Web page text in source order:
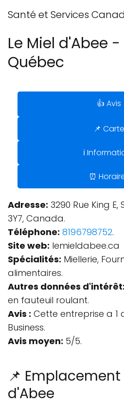
Santé et Services
Le Miel d'Abee
Québec
👍 Avis
📌 Carte
ℹ️
⏰
Adresse: 3290 Rue King E,
3Y7, Canada.
Téléphone: 8196798752.
Site web: lemieldabee.ca
Spécialités: Miellerie,
alimentaires.
Autres données d'intérêt:
en fauteuil roulant.
Avis : Cette entreprise a 1
Business.
Avis moyen: 5/5.
📌 Emplacement
d'Abee